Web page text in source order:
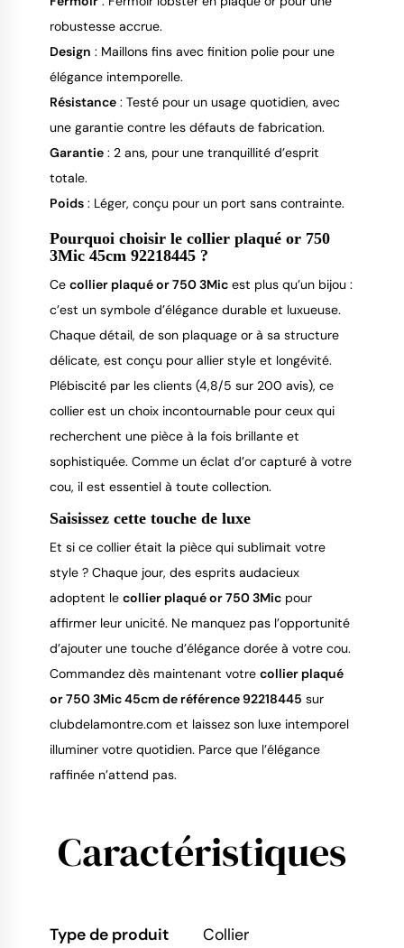
robustesse accrue.
Design : Maillons fins avec finition polie pour une
élégance intemporelle.
Résistance : Testé pour un usage quotidien, avec
une garantie contre les défauts de fabrication.
Garantie : 2 ans, pour une tranquillité d’esprit
totale.
Poids : Léger, conçu pour un port sans contrainte.
Pourquoi choisir le collier plaqué or 750
3Mic 45cm 92218445 ?
Ce collier plaqué or 750 3Mic est plus qu’un bijou :
c’est un symbole d’élégance durable et luxueuse.
Chaque détail, de son plaquage or à sa structure
délicate, est conçu pour allier style et longévité.
Plébiscité par les clients (4,8/5 sur 200 avis), ce
collier est un choix incontournable pour ceux qui
recherchent une pièce à la fois brillante et
sophistiquée. Comme un éclat d’or capturé à votre
cou, il est essentiel à toute collection.
Saisissez cette touche de luxe
Et si ce collier était la pièce qui sublimait votre
style ? Chaque jour, des esprits audacieux
adoptent le collier plaqué or 750 3Mic pour
affirmer leur unicité. Ne manquez pas l’opportunité
d’ajouter une touche d’élégance dorée à votre cou.
Commandez dès maintenant votre collier plaqué
or 750 3Mic 45cm de référence 92218445 sur
clubdelamontre.com et laissez son luxe intemporel
illuminer votre quotidien. Parce que l’élégance
raffinée n’attend pas.
Caractéristiques
Type de produit Collier